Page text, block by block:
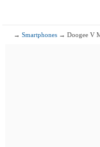
→Smartphones → Doogee V